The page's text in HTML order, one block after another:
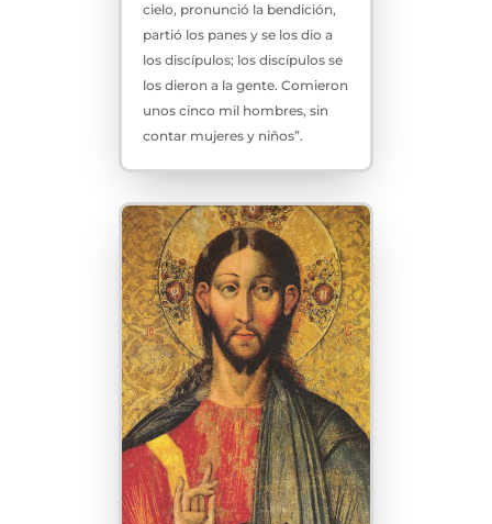
cielo, pronunció la bendición,
partió los panes y se los dio a
los discípulos; los discípulos se
los dieron a la gente. Comieron
unos cinco mil hombres, sin
contar mujeres y niños”.